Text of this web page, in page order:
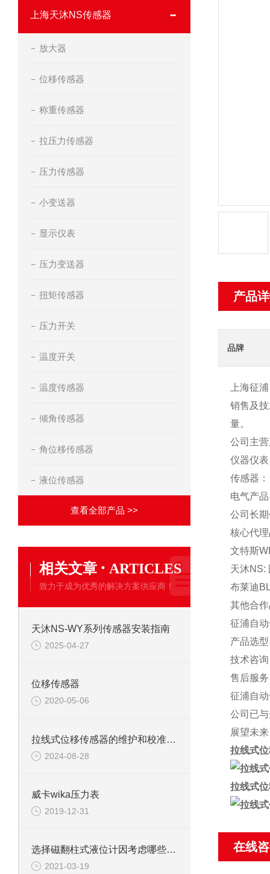
产品
品牌
上海征
销售及
量。
公司主
仪器仪
传感器
电气产
公司长
核心代
文特斯
天沐NS:
布莱迪
其他合
征浦自
产品选
技术咨
售后服
征浦自
公司已
展望未
拉线式
拉线式
在线
上海天沐NS传感器
放大器
位移传感器
称重传感器
拉压力传感器
压力传感器
小变送器
显示仪表
压力变送器
扭矩传感器
压力开关
温度开关
温度传感器
倾角传感器
角位移传感器
液位传感器
查看全部产品 >>
相关文章 · ARTICLES
致力于成为优秀的解决方案供应商！
天沐NS-WY系列传感器安装指南
2025-04-27
位移传感器
2020-05-06
拉线式位移传感器的维护和校准有哪些注意事项？
2024-08-28
威卡wika压力表
2019-12-31
选择磁翻柱式液位计因考虑哪些因素
2021-03-19